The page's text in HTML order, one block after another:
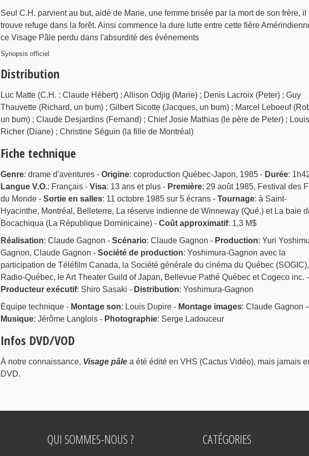
Seul C.H. parvient au but, aidé de Marie, une femme brisée par la mort de son frère, il
trouve refuge dans la forêt. Ainsi commence la dure lutte entre cette fière
ce Visage Pâle perdu dans l'absurdité des événements
Synopsis officiel
Distribution
Luc Matte (C.H. : Claude Hébert) ; Allison Odjig (Marie) ; Denis Lacroix (Peter) ; Guy
Thauvette (Richard, un bum) ; Gilbert Sicotte (Jacques, un bum) ; Marcel Leboeuf
un bum) ; Claude Desjardins (Fernand) ; Chief Josie Mathias (le père de Peter) ;
Richer (Diane) ; Christine Séguin (la fille de Montréal)
Fiche technique
Genre: drame d'aventures - Origine: coproduction Québec-Japon, 1985 - Durée:
Langue V.O.: Français - Visa: 13 ans et plus - Première: 29 août 1985, Festival des
du Monde - Sortie en salles: 11 octobre 1985 sur 5 écrans - Tournage: à Saint-
Hyacinthe, Montréal, Belleterre, La réserve indienne de Winneway (Qué.) et La baie
Bocachiqua (La République Dominicaine) - Coût approximatif: 1,3 M$
Réalisation: Claude Gagnon - Scénario: Claude Gagnon - Production: Yuri
Gagnon, Claude Gagnon - Société de production: Yoshimura-Gagnon avec la
participation de Téléfilm Canada, la Société générale du cinéma du Québec (SOGIC),
Radio-Québec, le Art Theater Guild of Japan, Bellevue Pathé Québec et Cogeco inc. -
Producteur exécutif: Shiro Sasaki - Distribution: Yoshimura-Gagnon
Équipe technique - Montage son: Louis Dupire - Montage images: Claude Gagnon
Musique: Jérôme Langlois - Photographie: Serge Ladouceur
Infos DVD/VOD
À notre connaissance, Visage pâlea été édité en VHS (Cactus Vidéo), mais jamais
DVD.
QUI SOMMES-NOUS ? CATÉGORIES